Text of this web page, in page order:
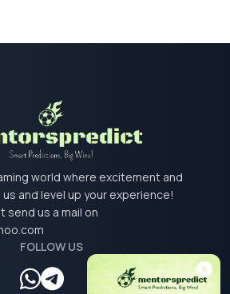
world where excitement and
and level up your experience!
send us a mail on
FOLLOW US